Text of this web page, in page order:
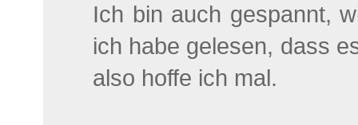
Ich bin auch gespannt,
ich habe gelesen, dass
also hoffe ich mal.